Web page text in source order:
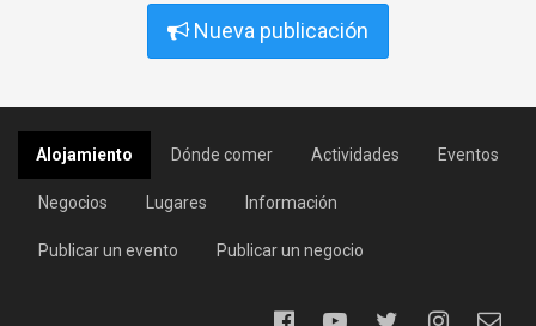
Nueva publicación
Alojamiento Dónde comer Actividades Eventos
Negocios Lugares Información
Publicar un evento Publicar un negocio